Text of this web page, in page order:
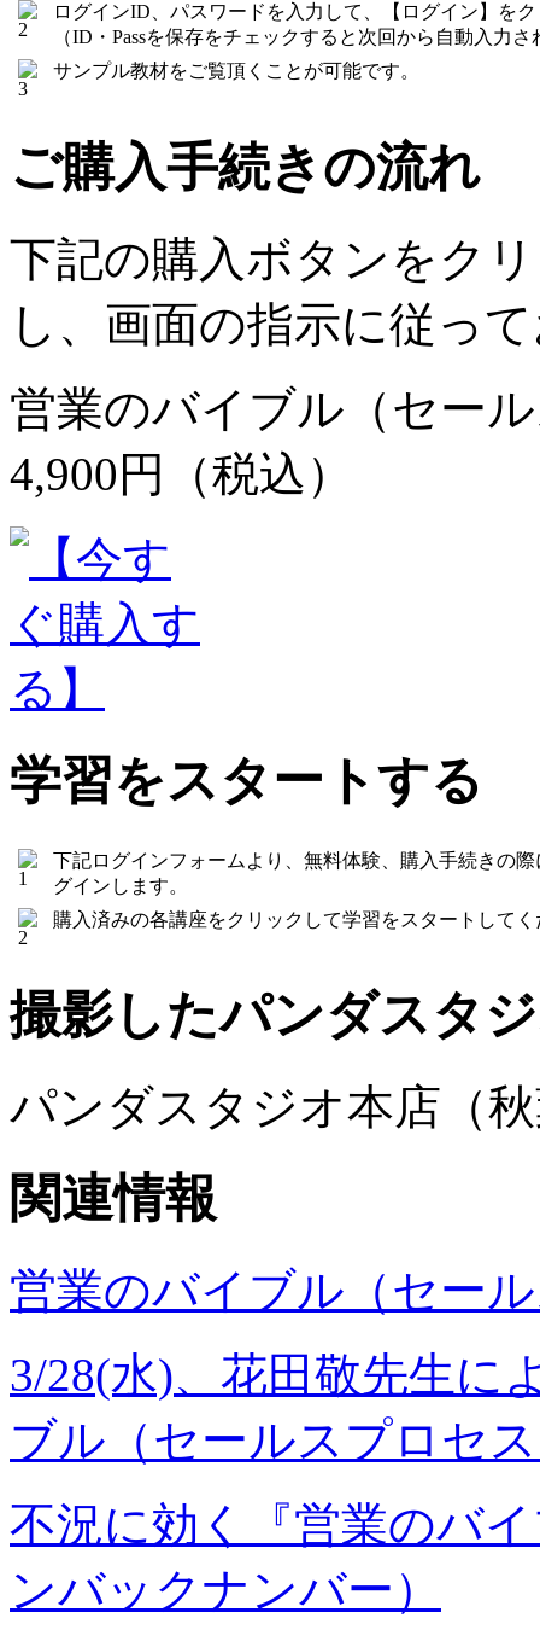
ログインID、パスワードを入力して、【ログイン】を
（ID・Passを保存をチェックすると次回から自動入力さ
サンプル教材をご覧頂くことが可能です。
ご購入手続きの流れ
下記の購入ボタンをク
し、画面の指示に従っ
営業のバイブル（セー
4,900円（税込）
学習をスタートする
下記ログインフォームより、無料体験、購入手続きの
グインします。
購入済みの各講座をクリックして学習をスタートして
撮影したパンダスタ
パンダスタジオ本店（
関連情報
営業のバイブル（セー
3/28(水)、花田敬先生に
ブル（セールスプロセ
不況に効く『営業のバ
ンバックナンバー）